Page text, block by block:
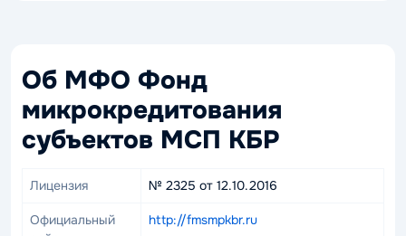
Об МФО Фонд
микрокредитования
субъектов МСП КБР
Лицензия № 2325 от 12.10.2016
Официальный
http://fmsmpkbr.ru